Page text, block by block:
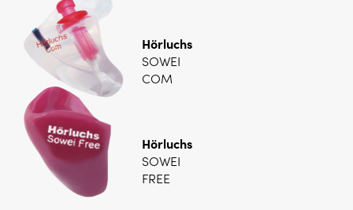
Hörluchs
SOWEI
COM
Hörluchs
SOWEI
FREE